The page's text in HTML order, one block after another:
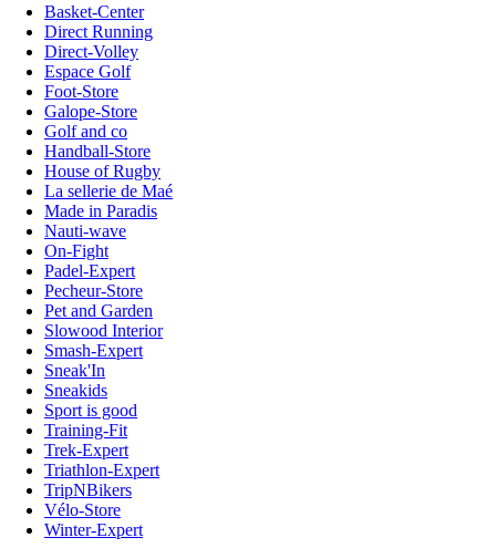
Basket-Center
Direct Running
Direct-Volley
Espace Golf
Foot-Store
Galope-Store
Golf and co
Handball-Store
House of Rugby
La sellerie de Maé
Made in Paradis
Nauti-wave
On-Fight
Padel-Expert
Pecheur-Store
Pet and Garden
Slowood Interior
Smash-Expert
Sneak'In
Sneakids
Sport is good
Training-Fit
Trek-Expert
Triathlon-Expert
TripNBikers
Vélo-Store
Winter-Expert